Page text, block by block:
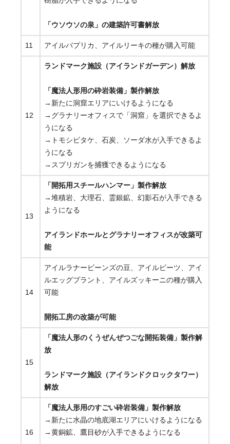
「ウソウソの泉」の建築許可書解放
11 アイルパプリカ、アイルリーキの種が購入可能
12
ランドマーク施設（アイランドガーデン）解放
「魔法人形用の砕岩装備」製作解放
→新たに洞窟エリアにいけるようになる
→グラナリーオフィスで「洞窟」を選択できるよ
うになる
→トモシビタケ、石炭、ソーダ水が入手できるよ
うになる
→スプリガンを捕獲できるようになる
13
「開拓用スチールハンマー」製作解放
→堆積岩、大理石、霊銀鉱、幻影石が入手できる
ようになる
アイランドホールとグラナリーオフィスが改築可
能
14
アイルラナービーンズの豆、アイルビーツ、アイ
ルエッグプラント、アイルズッキーニの種が購入
可能
開拓工房の改築が可能
15
「魔法人形のくうぜんぜつごな開拓装備」製作解
放
ランドマーク施設（アイランドクロックタワー）
解放
16
「魔法人形用のすごい砕岩装備」製作解放
→新たに水晶の地底湖エリアにいけるようになる
→黄銅鉱、鷹目砂が入手できるようになる